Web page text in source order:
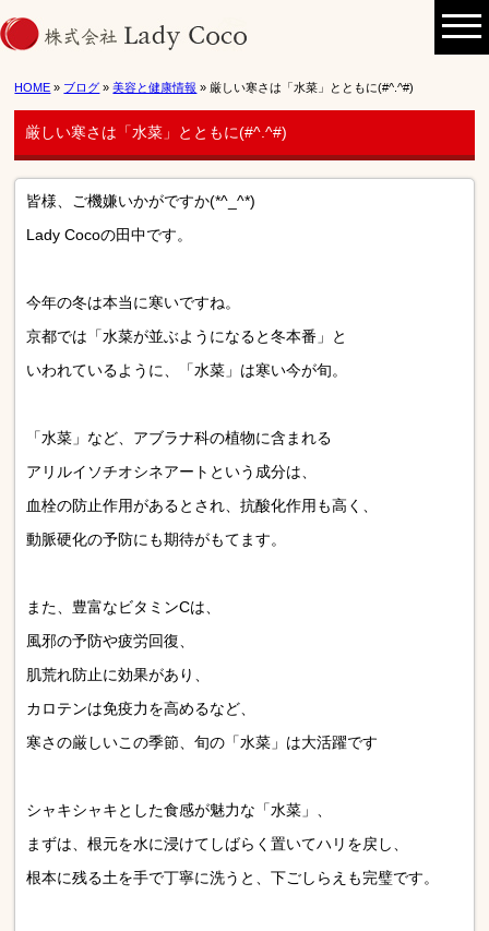
HOME » ブログ »美容と健康情報 » 厳しい寒さは「水菜」とともに(#^.^#)
厳しい寒さは「水菜」とともに(#^.^#)
皆様、ご機嫌いかがですか(*^_^*)
Lady Cocoの田中です。
今年の冬は本当に寒いですね。
京都では「水菜が並ぶようになると冬本番」と
いわれているように、「水菜」は寒い今が旬。
「水菜」など、アブラナ科の植物に含まれる
アリルイソチオシネアートという成分は、
血栓の防止作用があるとされ、抗酸化作用も高く、
動脈硬化の予防にも期待がもてます。
また、豊富なビタミンCは、
風邪の予防や疲労回復、
肌荒れ防止に効果があり、
カロテンは免疫力を高めるなど、
寒さの厳しいこの季節、旬の「水菜」は大活躍です
シャキシャキとした食感が魅力な「水菜」、
まずは、根元を水に浸けてしばらく置いてハリを戻し、
根本に残る土を手で丁寧に洗うと、下ごしらえも完璧です。